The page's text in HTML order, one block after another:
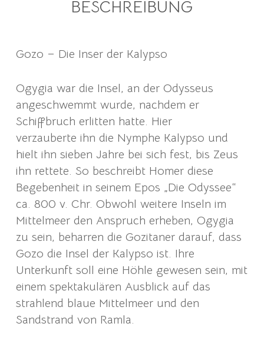
BESCHREIBUNG
Gozo – Die Inser der Kalypso
Ogygia war die Insel, an der Odysseus
angeschwemmt wurde, nachdem er
Schiffbruch erlitten hatte. Hier
verzauberte ihn die Nymphe Kalypso und
hielt ihn sieben Jahre bei sich fest, bis Zeus
ihn rettete. So beschreibt Homer diese
Begebenheit in seinem Epos „Die Odyssee“
ca. 800 v. Chr. Obwohl weitere Inseln im
Mittelmeer den Anspruch erheben, Ogygia
zu sein, beharren die Gozitaner darauf, dass
Gozo die Insel der Kalypso ist. Ihre
Unterkunft soll eine Höhle gewesen sein, mit
einem spektakulären Ausblick auf das
strahlend blaue Mittelmeer und den
Sandstrand von Ramla.